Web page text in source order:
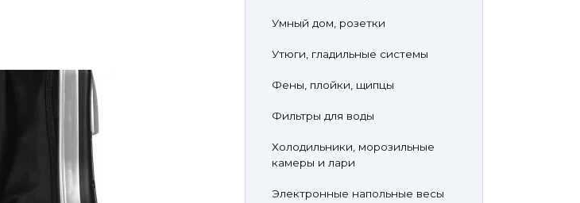
Умный дом, розетки
Утюги, гладильные системы
Фены, плойки, щипцы
Фильтры для воды
Холодильники, морозильные
камеры и лари
Электронные напольные весы